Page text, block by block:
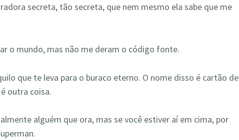
secreta, tão secreta, que nem mesmo ela sabe que me
o mundo, mas não me deram o código fonte.
que te leva para o buraco eterno. O nome disso é cartão de
outra coisa.
alguém que ora, mas se você estiver aí em cima, por